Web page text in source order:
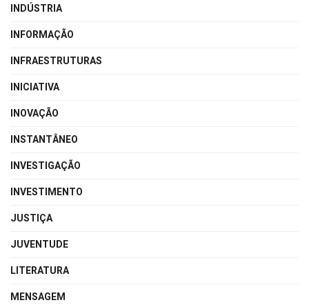
INDÚSTRIA
INFORMAÇÃO
INFRAESTRUTURAS
INICIATIVA
INOVAÇÃO
INSTANTÂNEO
INVESTIGAÇÃO
INVESTIMENTO
JUSTIÇA
JUVENTUDE
LITERATURA
MENSAGEM